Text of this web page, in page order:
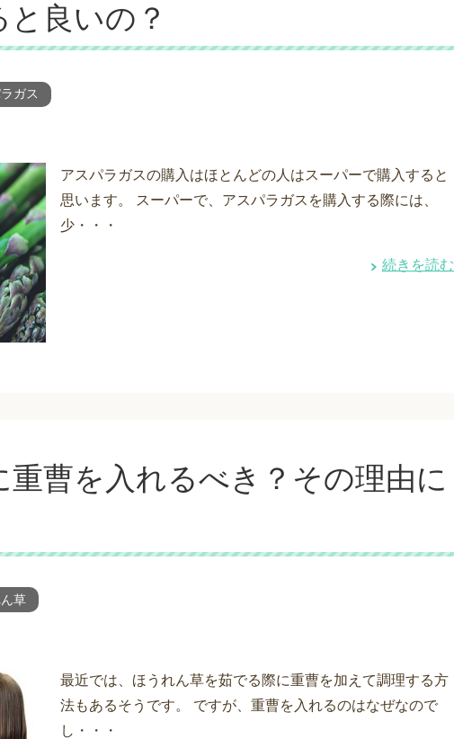
良いの？
ガス
アスパラガスの購入はほとんどの人はスーパーで購入すると
思います。 スーパーで、アスパラガスを購入する際には、
少・・・
続きを読む
重曹を入れるべき？その理由に
草
最近では、ほうれん草を茹でる際に重曹を加えて調理する方
法もあるそうです。 ですが、重曹を入れるのはなぜなので
し・・・